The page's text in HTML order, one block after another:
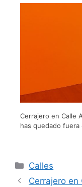
Cerrajero en Calle
has quedado fuera
Calles
Cerrajero en